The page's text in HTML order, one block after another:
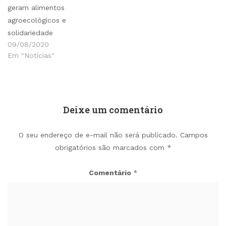
geram alimentos
agroecológicos e
solidariedade
09/08/2020
Em "Notícias"
Deixe um comentário
O seu endereço de e-mail não será publicado. Campos
obrigatórios são marcados com *
Comentário *